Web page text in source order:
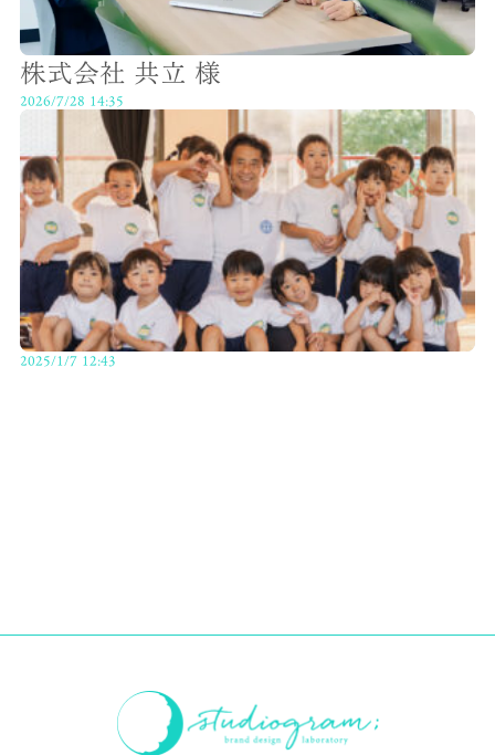
株式会社 共立 様
2026/7/28 14:35
2025/1/7 12:43